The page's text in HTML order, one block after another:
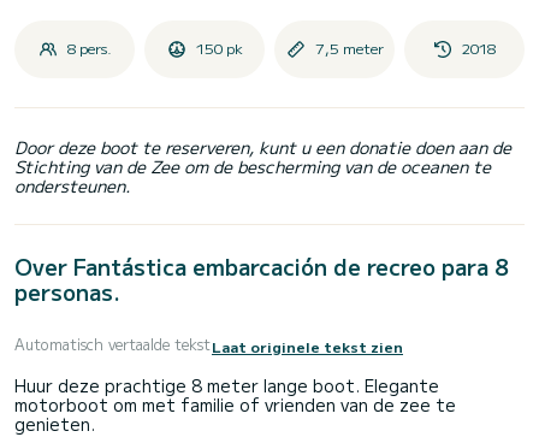
8 pers. 150 pk 7,5 meter 2018
Door deze boot te reserveren, kunt u een donatie doen aan de
Stichting van de Zee om de bescherming van de oceanen te
ondersteunen.
Over Fantástica embarcación de recreo para 8
personas.
Automatisch vertaalde tekstLaat originele tekst zien
Huur deze prachtige 8 meter lange boot. Elegante
motorboot om met familie of vrienden van de zee te
genieten.